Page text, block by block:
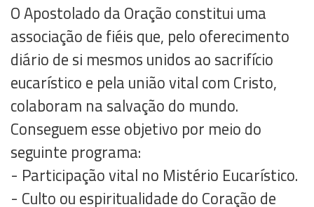
O Apostolado da Oração constitui uma
associação de fiéis que, pelo oferecimento
diário de si mesmos unidos ao sacrifício
eucarístico e pela união vital com Cristo,
colaboram na salvação do mundo.
Conseguem esse objetivo por meio do
seguinte programa:
- Participação vital no Mistério Eucarístico.
- Culto ou espiritualidade do Coração de